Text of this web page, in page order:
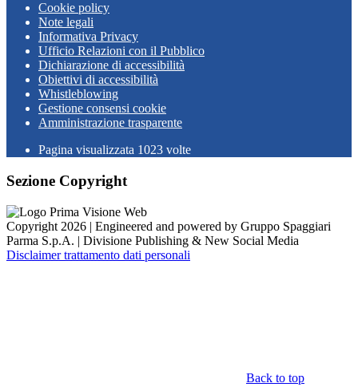
Cookie policy
Note legali
Informativa Privacy
Ufficio Relazioni con il Pubblico
Dichiarazione di accessibilità
Obiettivi di accessibilità
Whistleblowing
Gestione consensi cookie
Amministrazione trasparente
Pagina visualizzata 1023 volte
Sezione Copyright
Copyright 2026 | Engineered and powered by Gruppo Spaggiari
Parma S.p.A. | Divisione Publishing & New Social Media
Disclaimer trattamento dati personali
Back to top